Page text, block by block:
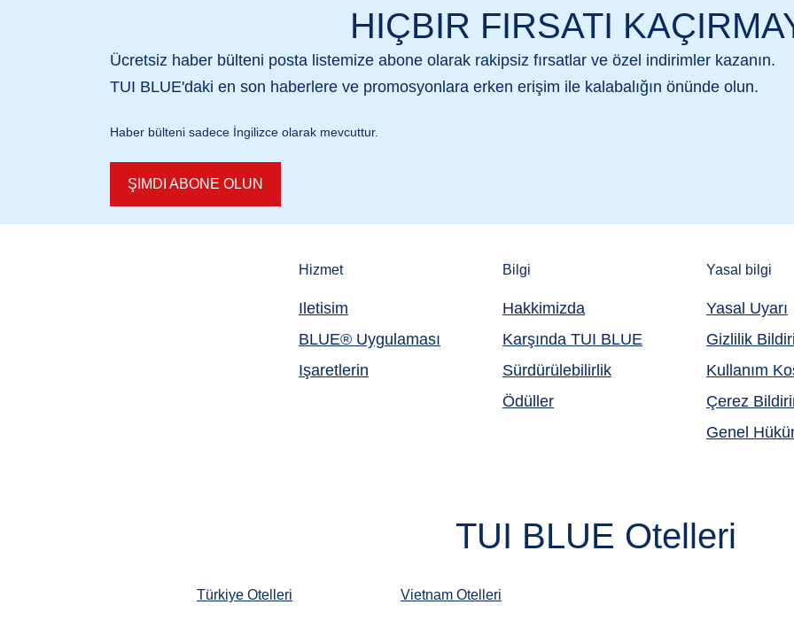
HIÇBIR FIRSATI
Ücretsiz haber bülteni posta listemize abone olarak rakipsiz fırsatlar ve özel indirimler kazanın.
TUI BLUE'daki en son haberlere ve promosyonlara erken erişim ile kalabalığın önünde olun.
Haber bülteni sadece İngilizce olarak mevcuttur.
ŞIMDI ABONE OLUN
Hizmet
Iletisim
BLUE® Uygulaması
Işaretlerin
Bilgi
Hakkimizda
Karşında TUI BLUE
Sürdürülebilirlik
Ödüller
Yasal bilgi
Yasal Uyarı
Gizlilik
Kullanım
Çerez
Genel
TUI BLUE Otelleri
Türkiye Otelleri Vietnam Otelleri